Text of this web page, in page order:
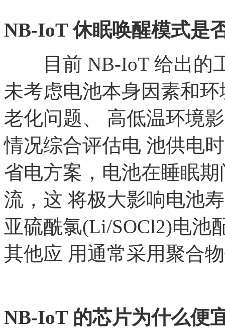
NB-IoT 休眠唤醒模式是
目前 NB-IoT 给出的
未考虑电池本身因素和
老化问题、 高低温环境
情况综合评估电 池供电
省电方案，电池在睡眠
流，这 将极大影响电池
亚硫酰氯(Li/SOCl2)电池
其他应 用通常采用聚合
NB-IoT 的芯片为什么便